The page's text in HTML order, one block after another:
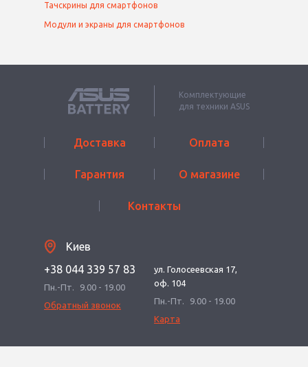
Тачскрины для смартфонов
Модули и экраны для смартфонов
Комплектующие
для техники ASUS
Доставка Оплата
Гарантия О магазине
Контакты
Киев
+38 044 339 57 83
Пн.-Пт.
9.00 - 19.00
Обратный звонок
ул. Голосеевская 17,
оф. 104
Пн.-Пт.
9.00 - 19.00
Карта